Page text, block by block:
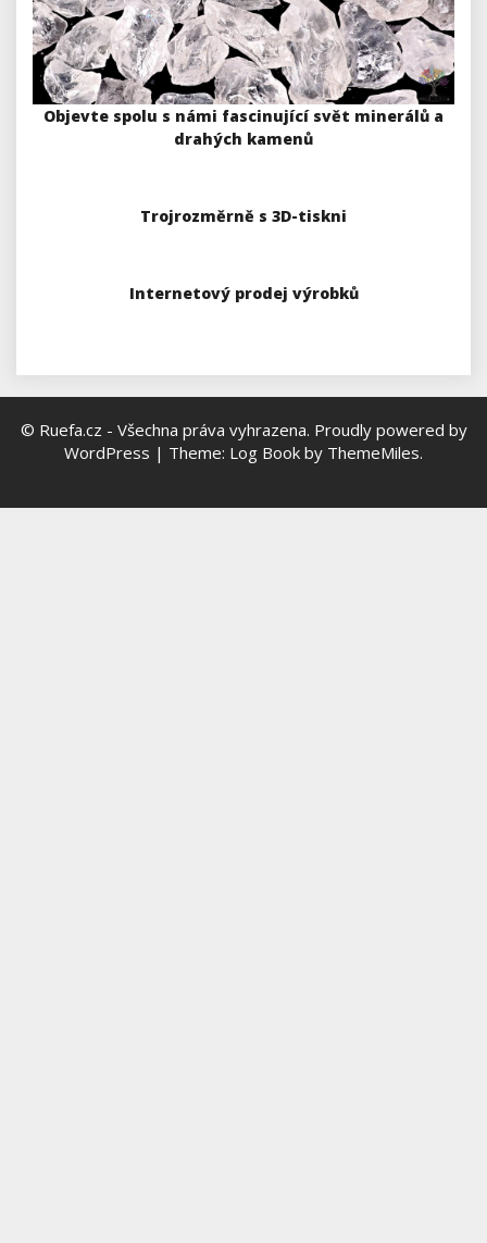
Objevte spolu s námi fascinující svět minerálů a
drahých kamenů
Trojrozměrně s 3D-tiskni
Internetový prodej výrobků
© Ruefa.cz - Všechna práva vyhrazena. Proudly powered by
WordPress | Theme: Log Book by ThemeMiles.